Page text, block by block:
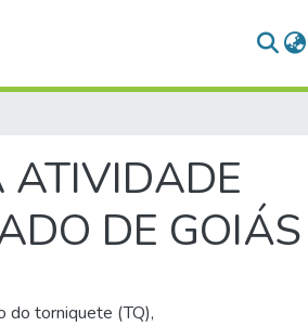
ATIVIDADE
DE GOIÁS
do torniquete (TQ),